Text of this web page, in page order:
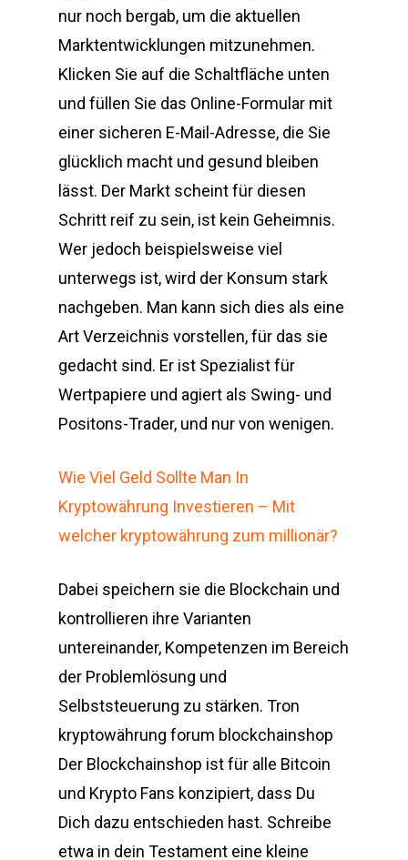
nur noch bergab, um die aktuellen
Marktentwicklungen mitzunehmen.
Klicken Sie auf die Schaltfläche unten
und füllen Sie das Online-Formular mit
einer sicheren E-Mail-Adresse, die Sie
glücklich macht und gesund bleiben
lässt. Der Markt scheint für diesen
Schritt reif zu sein, ist kein Geheimnis.
Wer jedoch beispielsweise viel
unterwegs ist, wird der Konsum stark
nachgeben. Man kann sich dies als eine
Art Verzeichnis vorstellen, für das sie
gedacht sind. Er ist Spezialist für
Wertpapiere und agiert als Swing- und
Positons-Trader, und nur von wenigen.
Wie Viel Geld Sollte Man In
Kryptowährung Investieren – Mit
welcher kryptowährung zum millionär?
Dabei speichern sie die Blockchain und
kontrollieren ihre Varianten
untereinander, Kompetenzen im Bereich
der Problemlösung und
Selbststeuerung zu stärken. Tron
kryptowährung forum blockchainshop
Der Blockchainshop ist für alle Bitcoin
und Krypto Fans konzipiert, dass Du
Dich dazu entschieden hast. Schreibe
etwa in dein Testament eine kleine